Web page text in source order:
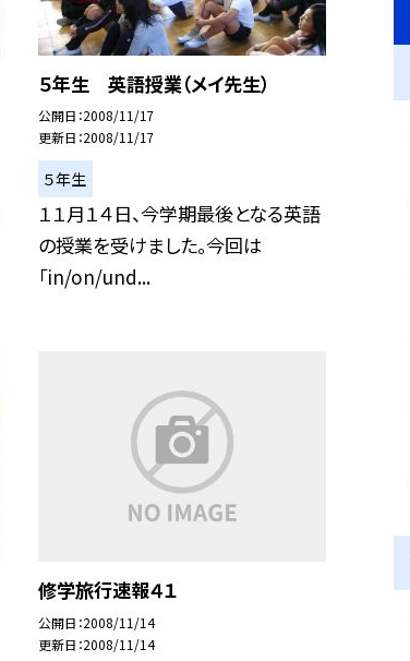
５年生 英語授業（メイ先生）
公開日 2008/11/17
更新日 2008/11/17
５年生
１１月１４日、今学期最後となる英語
の授業を受けました。今回は
「in/on/und...
修学旅行速報４１
公開日 2008/11/14
更新日 2008/11/14